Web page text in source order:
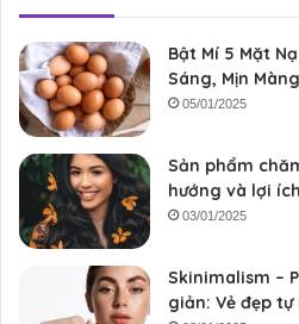
Bật Mí 5 Mặt
Sáng, Mịn Màng
05/01/2025
Sản phẩm
hướng và lợi ích
03/01/2025
Skinimalism –
giản: Vẻ đẹp